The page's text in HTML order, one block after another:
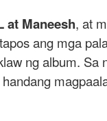
at Maneesh, at
ang mga
ng album. Sa